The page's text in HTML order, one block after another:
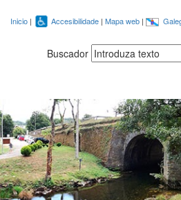
Inicio | Accesibilidade | Mapa web |
Buscador